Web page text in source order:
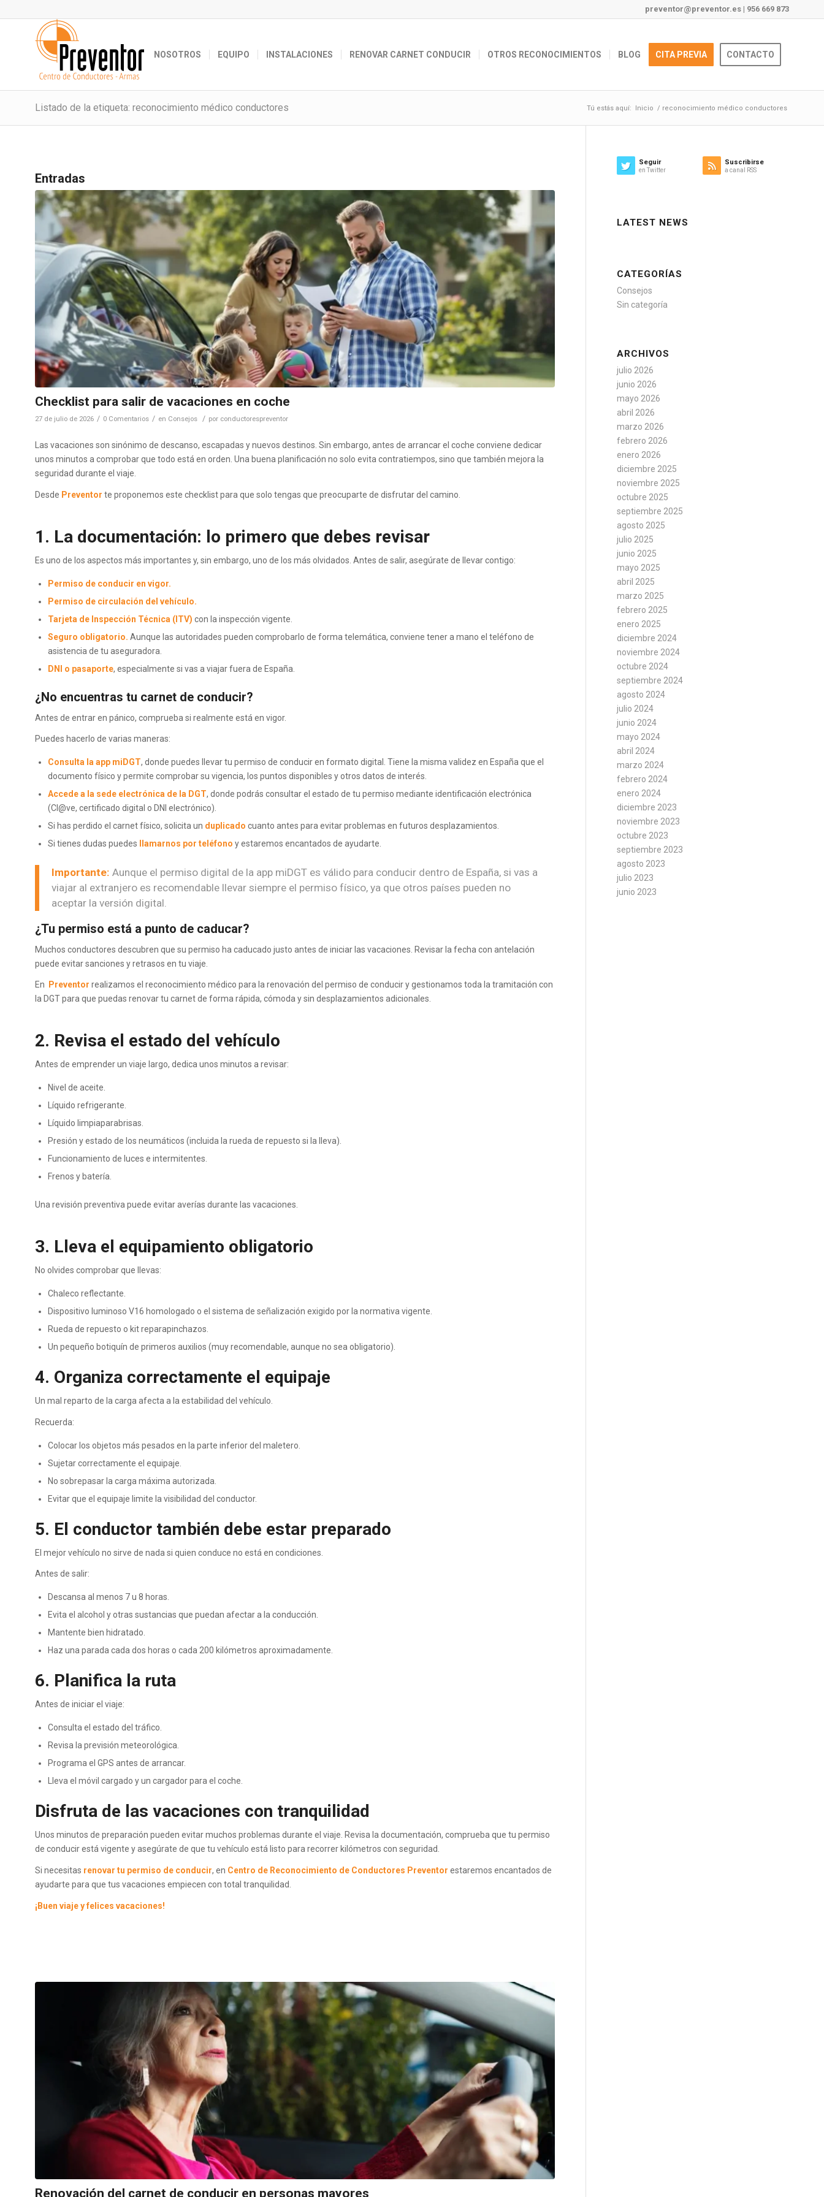
preventor@preventor.es | 956 669 873
NOSOTROS EQUIPO INSTALACIONES RENOVAR CARNET CONDUCIR OTROS RECONOCIMIENTOS BLOG CITA PREVIA CONTACTO
Listado de la etiqueta: reconocimiento médico conductores Tú estás aquí: Inicio / reconocimiento médico conductores
Entradas
Checklist para salir de vacaciones en coche
27 de julio de 2026 / 0 Comentarios / en Consejos / por conductorespreventor
Las vacaciones son sinónimo de descanso, escapadas y nuevos destinos. Sin embargo, antes de arrancar el coche conviene dedicar
unos minutos a comprobar que todo está en orden. Una buena planificación no solo evita contratiempos, sino que también mejora la
seguridad durante el viaje.
Desde Preventor te proponemos este checklist para que solo tengas que preocuparte de disfrutar del camino.
1. La documentación: lo primero que debes revisar
Es uno de los aspectos más importantes y, sin embargo, uno de los más olvidados. Antes de salir, asegúrate de llevar contigo:
Permiso de conducir en vigor.
Permiso de circulación del vehículo.
Tarjeta de Inspección Técnica (ITV) con la inspección vigente.
Seguro obligatorio. Aunque las autoridades pueden comprobarlo de forma telemática, conviene tener a mano el teléfono de
asistencia de tu aseguradora.
DNI o pasaporte, especialmente si vas a viajar fuera de España.
¿No encuentras tu carnet de conducir?
Antes de entrar en pánico, comprueba si realmente está en vigor.
Puedes hacerlo de varias maneras:
Consulta la app miDGT, donde puedes llevar tu permiso de conducir en formato digital. Tiene la misma validez en España que el
documento físico y permite comprobar su vigencia, los puntos disponibles y otros datos de interés.
Accede a la sede electrónica de la DGT, donde podrás consultar el estado de tu permiso mediante identificación electrónica
(Cl@ve, certificado digital o DNI electrónico).
Si has perdido el carnet físico, solicita un duplicado cuanto antes para evitar problemas en futuros desplazamientos.
Si tienes dudas puedes
llamarnos por teléfono y estaremos encantados de ayudarte.
Importante: Aunque el permiso digital de la app miDGT es válido para conducir dentro de España, si vas a
viajar al extranjero es recomendable llevar siempre el permiso físico, ya que otros países pueden no
aceptar la versión digital.
¿Tu permiso está a punto de caducar?
Muchos conductores descubren que su permiso ha caducado justo antes de iniciar las vacaciones. Revisar la fecha con antelación
puede evitar sanciones y retrasos en tu viaje.
En Preventor realizamos el reconocimiento médico para la renovación del permiso de conducir y gestionamos toda la tramitación con
la DGT para que puedas renovar tu carnet de forma rápida, cómoda y sin desplazamientos adicionales.
2. Revisa el estado del vehículo
Antes de emprender un viaje largo, dedica unos minutos a revisar:
Nivel de aceite.
Líquido refrigerante.
Líquido limpiaparabrisas.
Presión y estado de los neumáticos (incluida la rueda de repuesto si la lleva).
Funcionamiento de luces e intermitentes.
Frenos y batería.
Una revisión preventiva puede evitar averías durante las vacaciones.
3. Lleva el equipamiento obligatorio
No olvides comprobar que llevas:
Chaleco reflectante.
Dispositivo luminoso V16 homologado o el sistema de señalización exigido por la normativa vigente.
Rueda de repuesto o kit reparapinchazos.
Un pequeño botiquín de primeros auxilios (muy recomendable, aunque no sea obligatorio).
4. Organiza correctamente el equipaje
Un mal reparto de la carga afecta a la estabilidad del vehículo.
Recuerda:
Colocar los objetos más pesados en la parte inferior del maletero.
Sujetar correctamente el equipaje.
No sobrepasar la carga máxima autorizada.
Evitar que el equipaje limite la visibilidad del conductor.
5. El conductor también debe estar preparado
El mejor vehículo no sirve de nada si quien conduce no está en condiciones.
Antes de salir:
Descansa al menos 7 u 8 horas.
Evita el alcohol y otras sustancias que puedan afectar a la conducción.
Mantente bien hidratado.
Haz una parada cada dos horas o cada 200 kilómetros aproximadamente.
6. Planifica la ruta
Antes de iniciar el viaje:
Consulta el estado del tráfico.
Revisa la previsión meteorológica.
Programa el GPS antes de arrancar.
Lleva el móvil cargado y un cargador para el coche.
Disfruta de las vacaciones con tranquilidad
Unos minutos de preparación pueden evitar muchos problemas durante el viaje. Revisa la documentación, comprueba que tu permiso
de conducir está vigente y asegúrate de que tu vehículo está listo para recorrer kilómetros con seguridad.
Si necesitas renovar tu permiso de conducir, en Centro de Reconocimiento de Conductores Preventor estaremos encantados de
ayudarte para que tus vacaciones empiecen con total tranquilidad.
¡Buen viaje y felices vacaciones!
Renovación del carnet de conducir en personas mayores
Seguir
en Twitter
Suscribirse
a canal RSS
LATEST NEWS
CATEGORÍAS
Consejos
Sin categoría
ARCHIVOS
julio 2026
junio 2026
mayo 2026
abril 2026
marzo 2026
febrero 2026
enero 2026
diciembre 2025
noviembre 2025
octubre 2025
septiembre 2025
agosto 2025
julio 2025
junio 2025
mayo 2025
abril 2025
marzo 2025
febrero 2025
enero 2025
diciembre 2024
noviembre 2024
octubre 2024
septiembre 2024
agosto 2024
julio 2024
junio 2024
mayo 2024
abril 2024
marzo 2024
febrero 2024
enero 2024
diciembre 2023
noviembre 2023
octubre 2023
septiembre 2023
agosto 2023
julio 2023
junio 2023